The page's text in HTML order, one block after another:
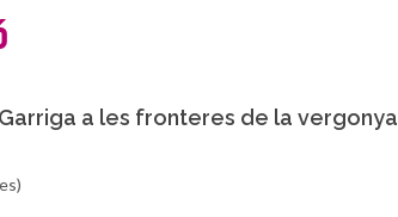
a les fronteres de la vergonya